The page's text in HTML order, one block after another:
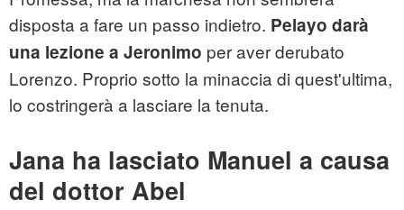
disposta a fare un passo indietro. Pelayo darà
una lezione a Jeronimo per aver derubato
Lorenzo. Proprio sotto la minaccia di quest'ultima,
lo costringerà a lasciare la tenuta.
Jana ha lasciato Manuel a causa
del dottor Abel